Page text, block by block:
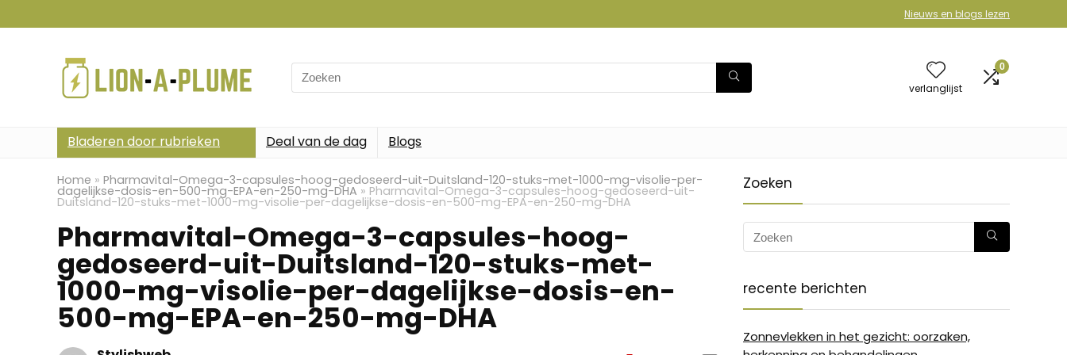
Nieuws en blogs lezen
Search
for:
verlanglijst
0
Bladeren door rubrieken Deal van de dag Blogs
Home » Pharmavital-Omega-3-capsules-hoog-gedoseerd-uit-Duitsland-120-stuks-met-1000-mg-visolie-per-
dagelijkse-dosis-en-500-mg-EPA-en-250-mg-DHA » Pharmavital-Omega-3-capsules-hoog-gedoseerd-uit-
Duitsland-120-stuks-met-1000-mg-visolie-per-dagelijkse-dosis-en-500-mg-EPA-en-250-mg-DHA
Pharmavital-Omega-3-capsules-hoog-
gedoseerd-uit-Duitsland-120-stuks-met-
1000-mg-visolie-per-dagelijkse-dosis-en-
500-mg-EPA-en-250-mg-DHA
Zoeken
recente berichten
Zonnevlekken in het gezicht: oorzaken,